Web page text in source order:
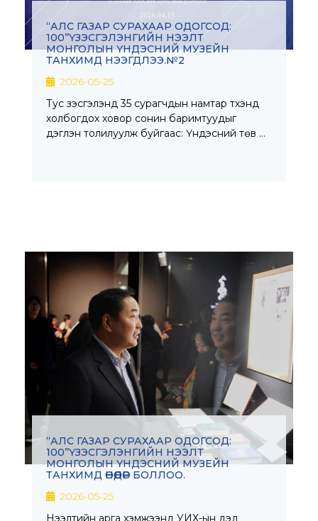
‘‘АЛС ГАЗАР СУРАХААР ОДОГСОД:
100’’ҮЗЭСГЭЛЭНГИЙН НЭЭЛТ
МОНГОЛЫН ҮНДЭСНИЙ МУЗЕЙН
ТАНХИМД НЭЭГДЛЭЭ.№2
2026-05-25
Тус үзэсгэлэнд 35 сурагчдын намтар түүхэнд
холбогдох ховор сонин баримтуудыг
дэглэн толилуулж буйгаас: Үндэсний төв …
‘‘АЛС ГАЗАР СУРАХААР ОДОГСОД:
100’’ҮЗЭСГЭЛЭНГИЙН НЭЭЛТ
МОНГОЛЫН ҮНДЭСНИЙ МУЗЕЙН
ТАНХИМД ӨНӨӨДӨР БОЛЛОО.
2026-05-25
Нээлтийн арга хэмжээнд УИХ-ын дэд